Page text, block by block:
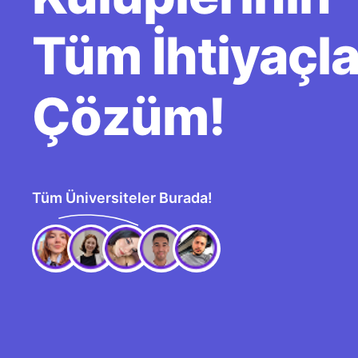
Tüm
Çözüm!
Tüm Üniversiteler Burada!